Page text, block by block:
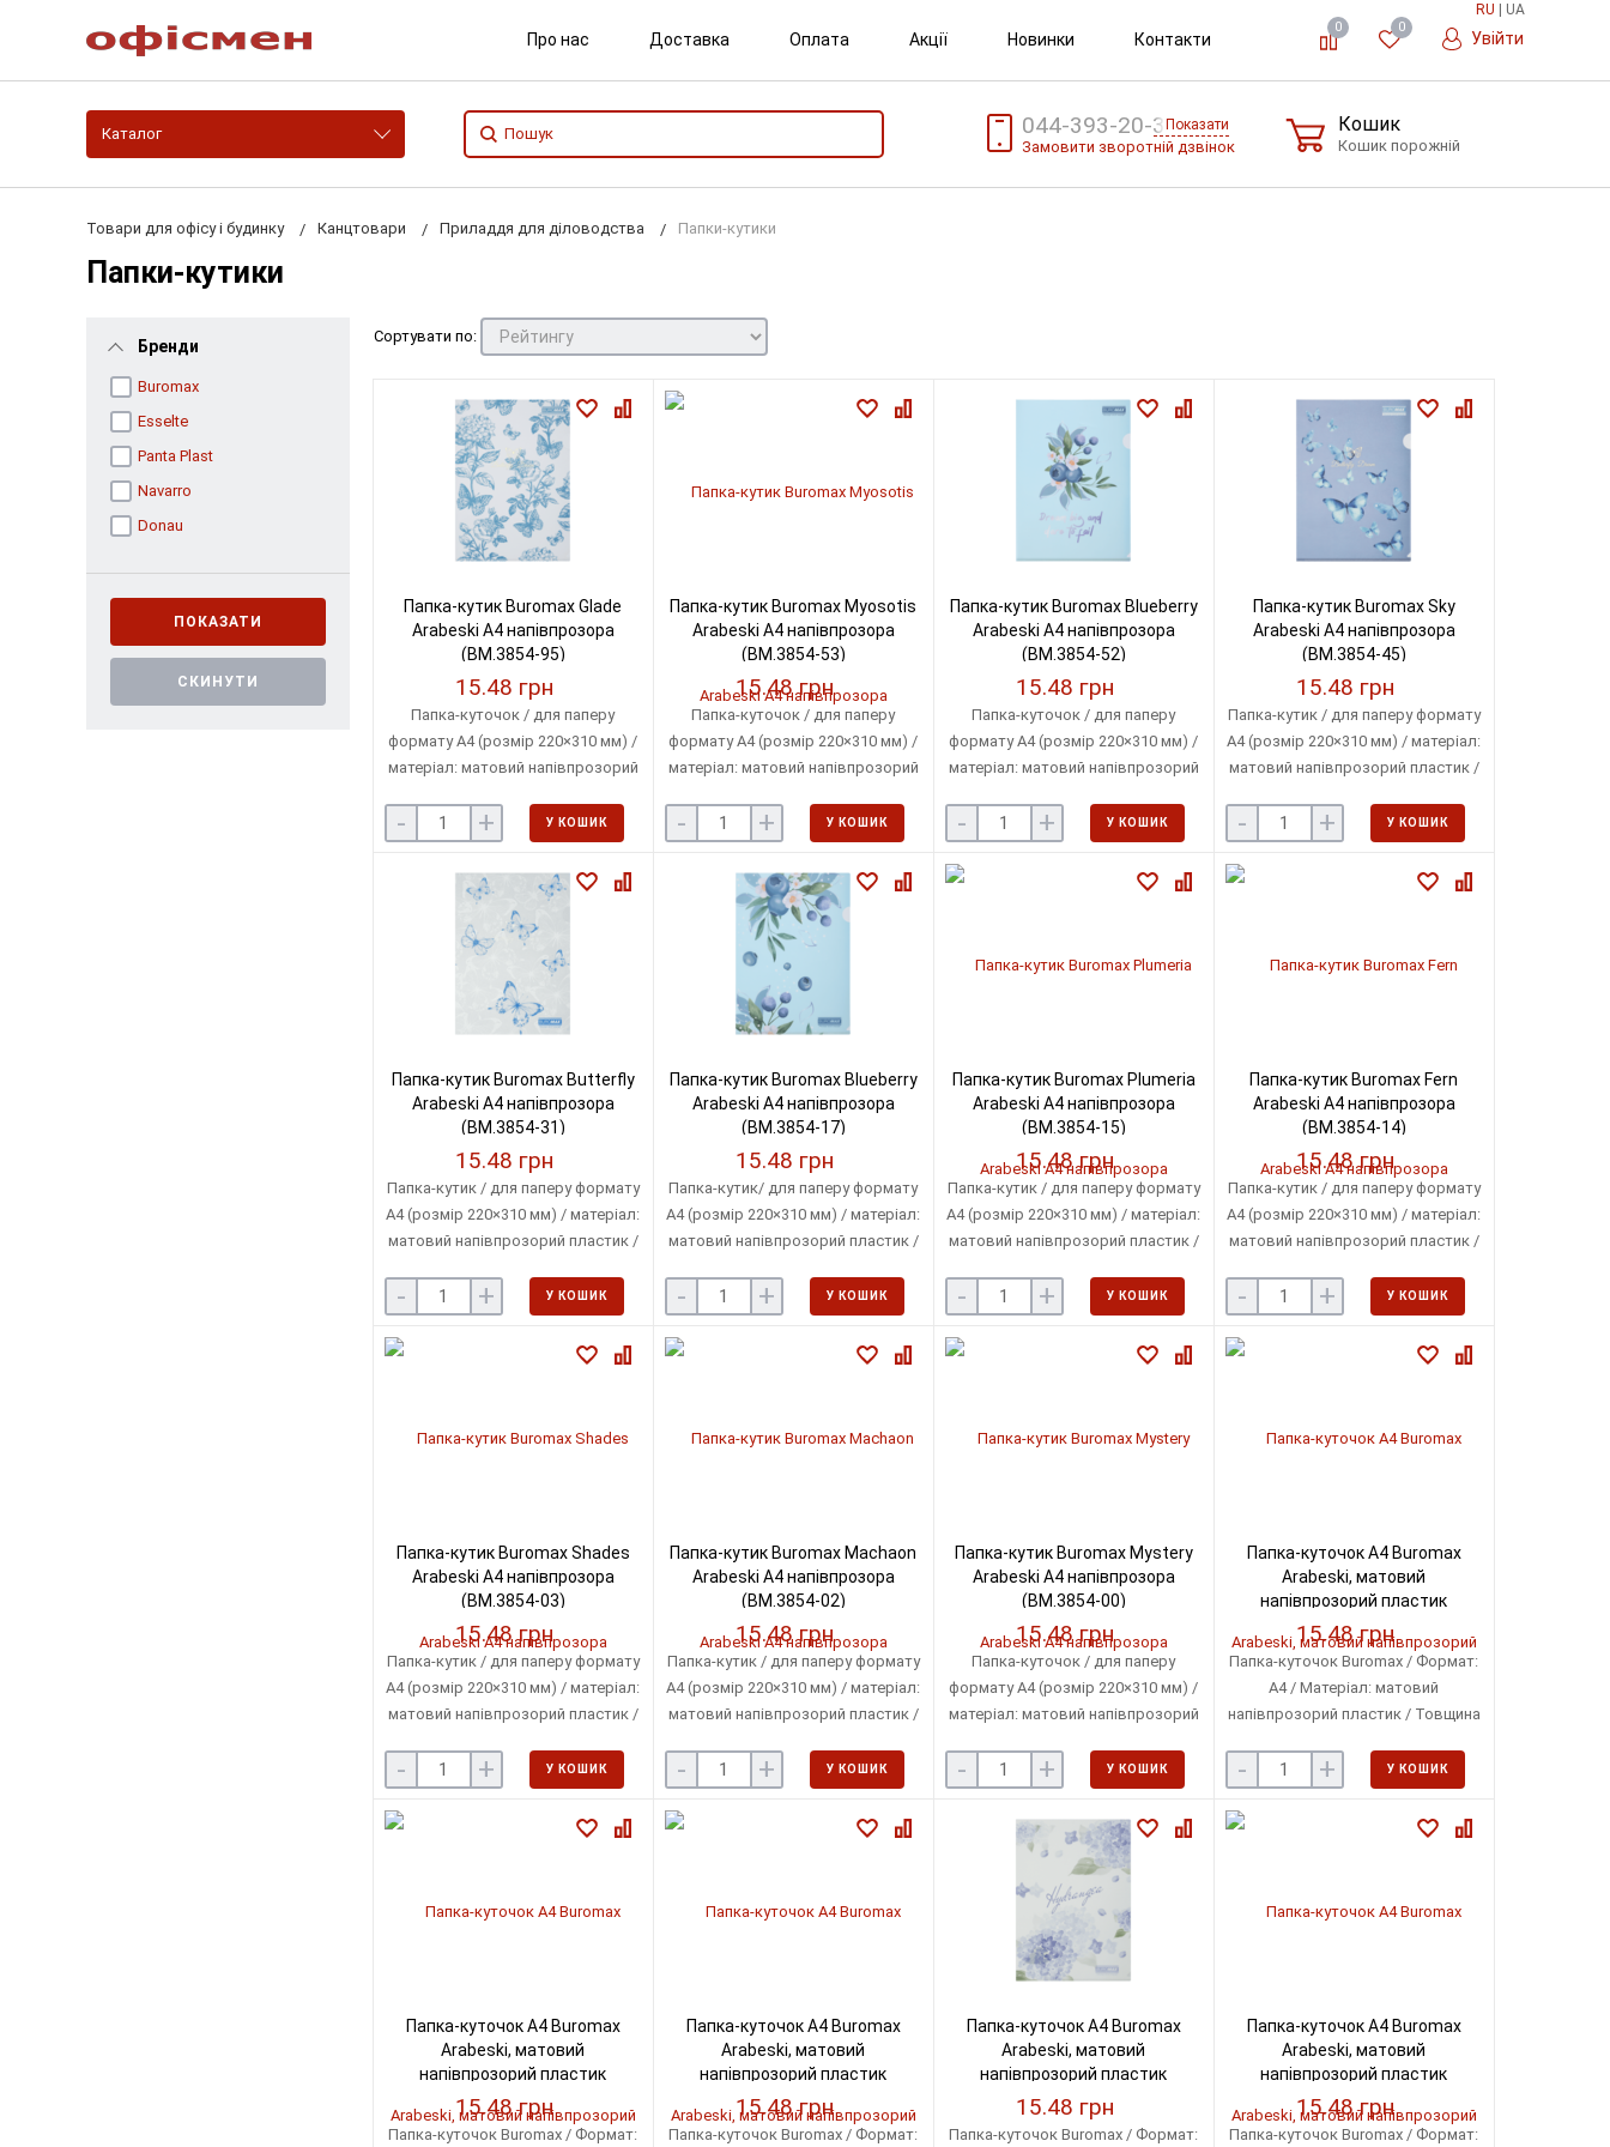
RU UA
Про нас Доставка Оплата Акції Новинки Контакти
0 0
Увійти
Каталог 044-393-20-36Показати
Замовити зворотній дзвінок
Кошик
Кошик порожній
Товари для офісу і будинку Канцтовари Приладдя для діловодства Папки-кутики
Папки-кутики
Бренди
Buromax
Esselte
Panta Plast
Navarro
Donau
ПОКАЗАТИ
СКИНУТИ
Сортувати по:
Папка-кутик Buromax Glade
Arabeski А4 напівпрозора
(BM.3854-95)
15.48 грн
Папка-куточок / для паперу
формату А4 (розмір 220×310 мм) /
матеріал: матовий напівпрозорий
мкм / місткість: до 40 аркушів
- + У КОШИК
Папка-кутик Buromax Myosotis
Arabeski А4 напівпрозора
(BM.3854-53)
15.48 грн
Папка-куточок / для паперу
формату А4 (розмір 220×310 мм) /
матеріал: матовий напівпрозорий
мкм / місткість: до 40 аркушів
- + У КОШИК
Папка-кутик Buromax Blueberry
Arabeski А4 напівпрозора
(BM.3854-52)
15.48 грн
Папка-куточок / для паперу
формату А4 (розмір 220×310 мм) /
матеріал: матовий напівпрозорий
мкм / місткість: до 40 аркушів
- + У КОШИК
Папка-кутик Buromax Sky
Arabeski А4 напівпрозора
(BM.3854-45)
15.48 грн
Папка-кутик / для паперу формату
А4 (розмір 220×310 мм) / матеріал:
матовий напівпрозорий пластик /
місткість: до 40 аркушів
- + У КОШИК
Папка-кутик Buromax Butterfly
Arabeski А4 напівпрозора
(BM.3854-31)
15.48 грн
Папка-кутик / для паперу формату
А4 (розмір 220×310 мм) / матеріал:
матовий напівпрозорий пластик /
місткість: до 40 аркушів
- + У КОШИК
Папка-кутик Buromax Blueberry
Arabeski А4 напівпрозора
(BM.3854-17)
15.48 грн
Папка-кутик/ для паперу формату
А4 (розмір 220×310 мм) / матеріал:
матовий напівпрозорий пластик /
місткість: до 40 аркушів
- + У КОШИК
Папка-кутик Buromax Plumeria
Arabeski А4 напівпрозора
(BM.3854-15)
15.48 грн
Папка-кутик / для паперу формату
А4 (розмір 220×310 мм) / матеріал:
матовий напівпрозорий пластик /
місткість: до 40 аркушів
- + У КОШИК
Папка-кутик Buromax Fern
Arabeski А4 напівпрозора
(BM.3854-14)
15.48 грн
Папка-кутик / для паперу формату
А4 (розмір 220×310 мм) / матеріал:
матовий напівпрозорий пластик /
місткість: до 40 аркушів
- + У КОШИК
Папка-кутик Buromax Shades
Arabeski А4 напівпрозора
(BM.3854-03)
15.48 грн
Папка-кутик / для паперу формату
А4 (розмір 220×310 мм) / матеріал:
матовий напівпрозорий пластик /
місткість: до 40 аркушів
- + У КОШИК
Папка-кутик Buromax Machaon
Arabeski А4 напівпрозора
(BM.3854-02)
15.48 грн
Папка-кутик / для паперу формату
А4 (розмір 220×310 мм) / матеріал:
матовий напівпрозорий пластик /
місткість: до 40 аркушів
- + У КОШИК
Папка-кутик Buromax Mystery
Arabeski А4 напівпрозора
(BM.3854-00)
15.48 грн
Папка-куточок / для паперу
формату А4 (розмір 220×310 мм) /
матеріал: матовий напівпрозорий
мкм / місткість: до 40 аркушів
- + У КОШИК
Папка-куточок А4 Buromax
Arabeski, матовий
напівпрозорий пластик
(BM.3854-48)
15.48 грн
Папка-куточок Buromax / Формат:
А4 / Матеріал: матовий
напівпрозорий пластик / Товщина
- + У КОШИК
Папка-куточок А4 Buromax
Arabeski, матовий
напівпрозорий пластик
(BM.3854-46)
15.48 грн
Папка-куточок Buromax / Формат:
Папка-куточок А4 Buromax
Arabeski, матовий
напівпрозорий пластик
(BM.3854-38)
15.48 грн
Папка-куточок Buromax / Формат:
Папка-куточок А4 Buromax
Arabeski, матовий
напівпрозорий пластик
(BM.3854-30)
15.48 грн
Папка-куточок Buromax / Формат:
Папка-куточок А4 Buromax
Arabeski, матовий
напівпрозорий пластик
(BM.3854-27)
15.48 грн
Папка-куточок Buromax / Формат: